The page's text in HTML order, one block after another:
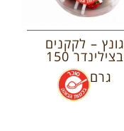
גונץ – לקקנים
בצילינדר 150
גרם
.